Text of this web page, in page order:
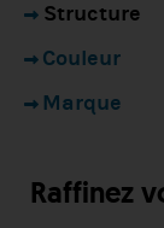
Structure
Couleur
Marque
Raffinez